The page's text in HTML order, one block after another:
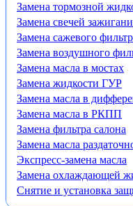
Замена тормозной
Замена свечей
Замена сажевого
Замена воздушного
Замена масла в мостах
Замена жидкости ГУР
Замена масла в
Замена масла в РКПП
Замена фильтра салона
Замена масла
Экспресс-замена масла
Замена охлаждающей
Снятие и установка